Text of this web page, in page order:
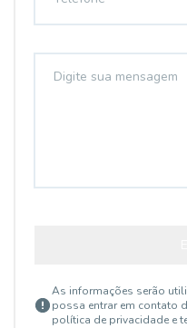
As informações serão
possa entrar em contato
política de privacidade e